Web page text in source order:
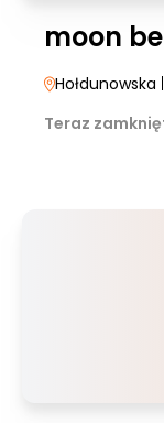
moon
Hołdunowska
Teraz